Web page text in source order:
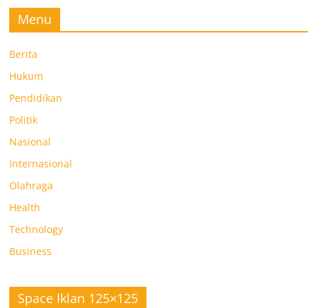
Menu
Berita
Hukum
Pendidikan
Politik
Nasional
Internasional
Olahraga
Health
Technology
Business
Space Iklan 125×125